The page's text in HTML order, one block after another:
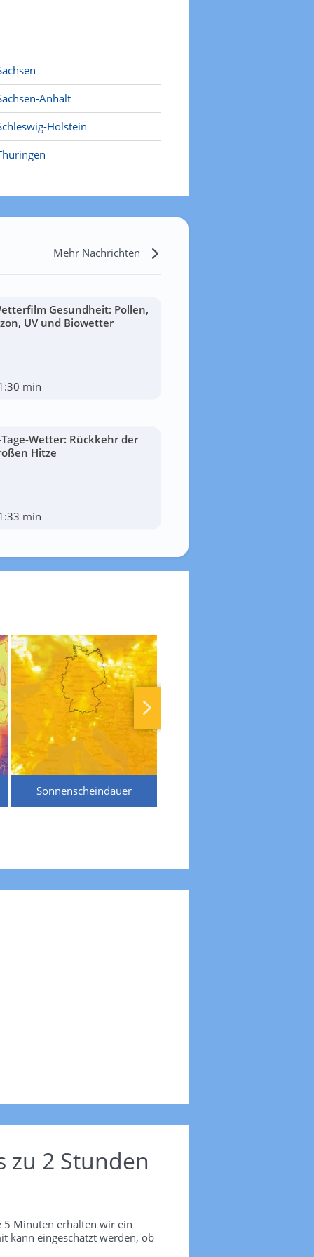
Anhalt
Holstein
Mehr Nachrichten
Gesundheit: Pollen,
UV und Biowetter
min
Wetter: Rückkehr der
Hitze
min
Sonnenscheindauer
zu 2 Stunden
5 Minuten erhalten wir ein
kann eingeschätzt werden, ob